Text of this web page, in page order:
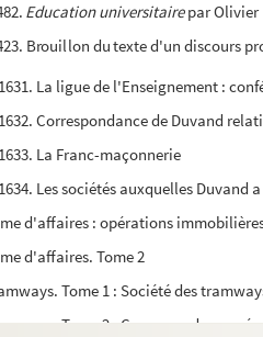
Education universitairepar
Brouillon du texte d'un discours
La ligue de l'Enseignement :
Correspondance de Duvand
La Franc-maçonnerie
Les sociétés auxquelles
d'affaires : opérations
d'affaires. Tome 2
Tome 1 : Société des
Tome 2 : Correspondance